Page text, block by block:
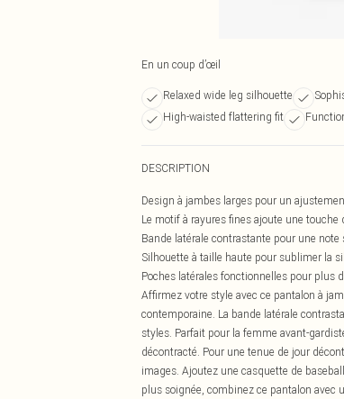
En un coup d’œil
Relaxed wide leg silhouette
High-waisted flattering fit
DESCRIPTION
Design à jambes larges pour un
Le motif à rayures fines ajoute une touche
Bande latérale contrastante pour une note
Silhouette à taille haute pour sublimer la
Poches latérales fonctionnelles pour plus
Affirmez votre style avec ce pantalon à
contemporaine. La bande latérale
styles. Parfait pour la femme avant-
décontracté. Pour une tenue de jour
images. Ajoutez une casquette de
plus soignée, combinez ce pantalon avec